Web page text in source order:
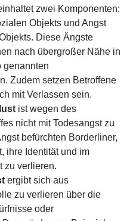
zwei Komponenten:
Objekts und Angst
Diese Ängste
nach übergroßer Nähe in
genannten
Zudem setzen Betroffene
mit Verlassen sein.
ist wegen des
nicht mit Todesangst zu
befürchten Borderliner,
ihre Identität und im
zu verlieren.
ergibt sich aus
zu verlieren über die
oder